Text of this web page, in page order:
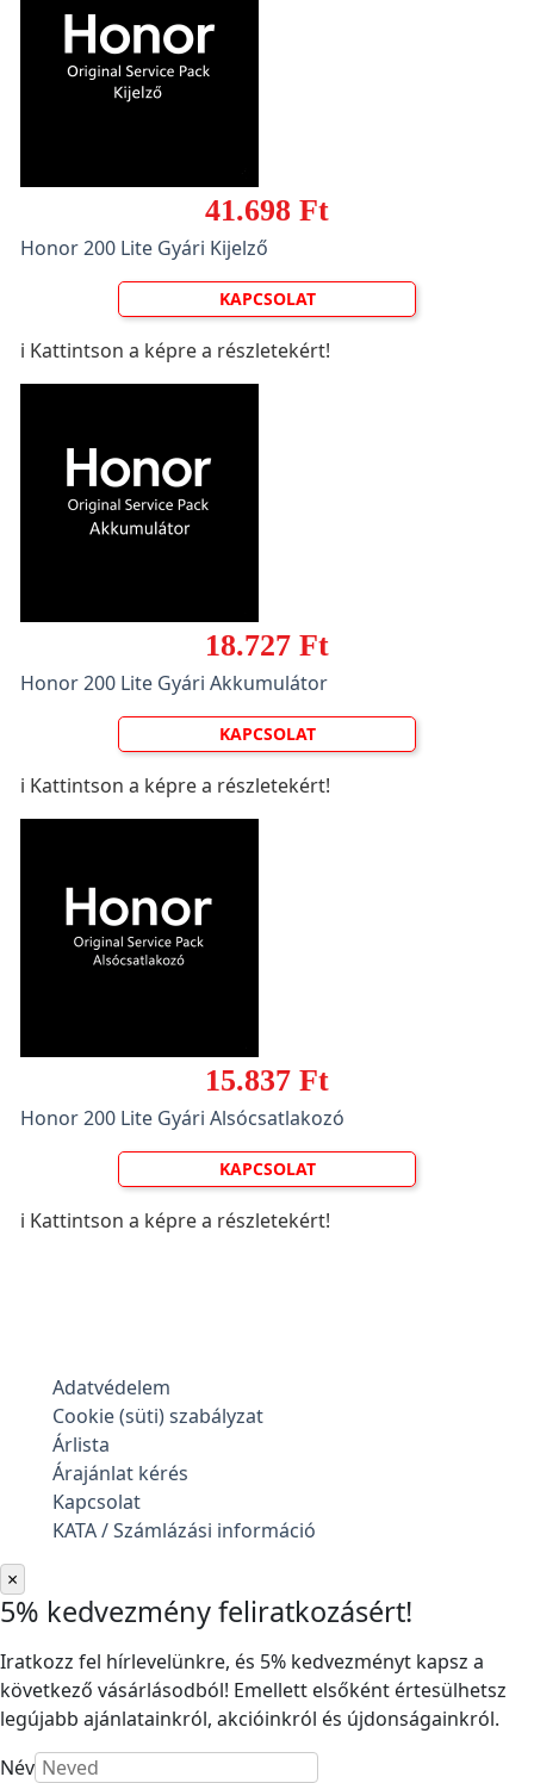
41.698 Ft
Honor 200 Lite Gyári Kijelző
KAPCSOLAT
ℹ️ Kattintson a képre a részletekért!
18.727 Ft
Honor 200 Lite Gyári Akkumulátor
KAPCSOLAT
ℹ️ Kattintson a képre a részletekért!
15.837 Ft
Honor 200 Lite Gyári Alsócsatlakozó
KAPCSOLAT
ℹ️ Kattintson a képre a részletekért!
Adatvédelem
Cookie (süti) szabályzat
Árlista
Árajánlat kérés
Kapcsolat
KATA / Számlázási információ
×
5% kedvezmény feliratkozásért!
Iratkozz fel hírlevelünkre, és 5% kedvezményt kapsz a
következő vásárlásodból! Emellett elsőként értesülhetsz
legújabb ajánlatainkról, akcióinkról és újdonságainkról.
Név